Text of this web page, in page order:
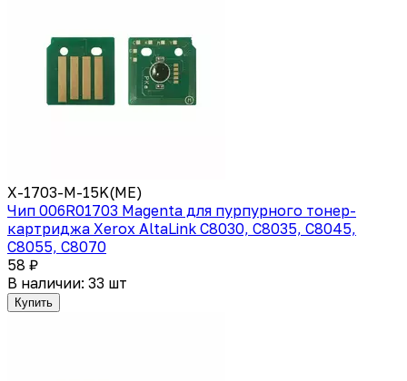
X-1703-M-15K(ME)
Чип 006R01703 Magenta для пурпурного тонер-
картриджа Xerox AltaLink C8030, C8035, C8045,
C8055, C8070
58 ₽
В наличии: 33 шт
Купить